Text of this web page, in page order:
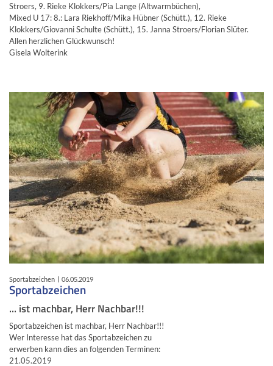
Stroers, 9. Rieke Klokkers/Pia Lange (Altwarmbüchen),
Mixed U 17: 8.: Lara Riekhoff/Mika Hübner (Schütt.), 12. Rieke
Klokkers/Giovanni Schulte (Schütt.), 15. Janna Stroers/Florian Slüter.
Allen herzlichen Glückwunsch!
Gisela Wolterink
Sportabzeichen 06.05.2019
Sportabzeichen
... ist machbar, Herr Nachbar!!!
Sportabzeichen ist machbar, Herr Nachbar!!!
Wer Interesse hat das Sportabzeichen zu
erwerben kann dies an folgenden Terminen:
21.05.2019